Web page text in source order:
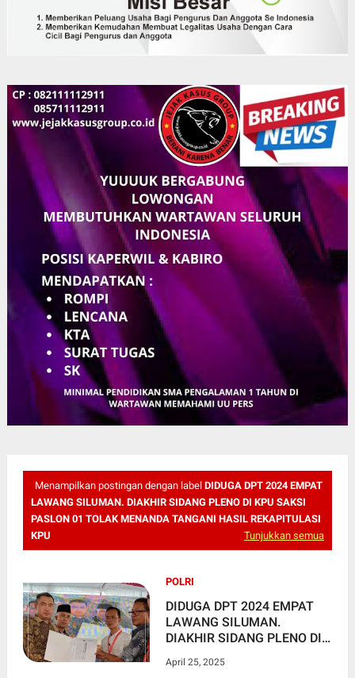
Menampilkan postingan dengan label DIDUGA DPT 2024 EMPAT
LAWANG SILUMAN. DIAKHIR SIDANG PLENO DI KPU SAKSI
PASLON 01 TOLAK MENANDA TANGANI HASIL REKAPITULASI
KPU
Tunjukkan semua
POLRI
DIDUGA DPT 2024 EMPAT
LAWANG SILUMAN.
DIAKHIR SIDANG PLENO DI
TOLAK MENANDA TANGANI
April 25, 2025